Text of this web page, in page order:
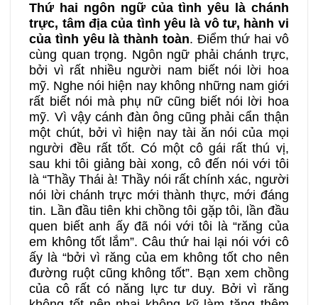
Thứ hai ngôn ngữ của tình yêu là chánh
trực, tâm địa của tình yêu là vô tư, hành vi
của tình yêu là thành toàn. Điểm thứ hai vô
cùng quan trọng. Ngôn ngữ phải chánh trực,
bởi vì rất nhiều người nam biết nói lời hoa
mỹ. Nghe nói hiện nay không những nam giới
rất biết nói mà phụ nữ cũng biết nói lời hoa
mỹ. Vì vậy cánh đàn ông cũng phải cẩn thận
một chút, bởi vì hiện nay tài ăn nói của mọi
người đều rất tốt. Có một cô gái rất thú vị,
sau khi tôi giảng bài xong, cô đến nói với tôi
là “Thầy Thái à! Thầy nói rất chính xác, người
nói lời chánh trực mới thành thực, mới đáng
tin. Lần đầu tiên khi chồng tôi gặp tôi, lần đầu
quen biết anh ấy đã nói với tôi là “răng của
em không tốt lắm”. Câu thứ hai lại nói với cô
ấy là “bởi vì răng của em không tốt cho nên
đường ruột cũng không tốt”. Bạn xem chồng
của cô rất có năng lực tư duy. Bởi vì răng